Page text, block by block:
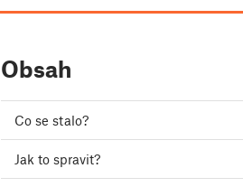
Obsah
Co se stalo?
Jak to spravit?